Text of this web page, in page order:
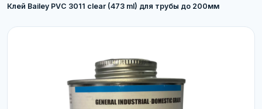
Клей Bailey PVC 3011 clear (473 ml) для трубы до 200мм